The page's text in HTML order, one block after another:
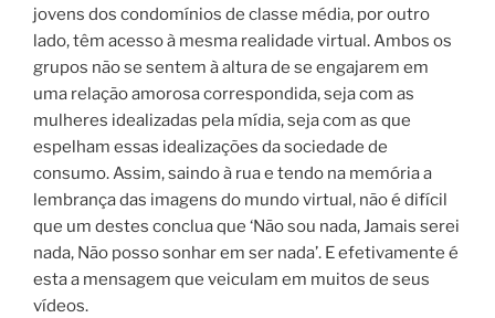
jovens dos condomínios de classe média, por outro
lado, têm acesso à mesma realidade virtual. Ambos os
grupos não se sentem à altura de se engajarem em
uma relação amorosa correspondida, seja com as
mulheres idealizadas pela mídia, seja com as que
espelham essas idealizações da sociedade de
consumo. Assim, saindo à rua e tendo na memória a
lembrança das imagens do mundo virtual, não é difícil
que um destes conclua que ‘Não sou nada, Jamais serei
nada, Não posso sonhar em ser nada’. E efetivamente é
esta a mensagem que veiculam em muitos de seus
vídeos.